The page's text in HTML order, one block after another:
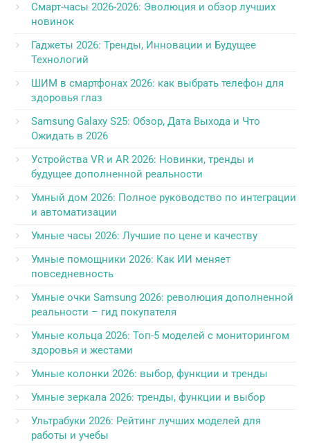
Смарт-часы 2026-2026: Эволюция и обзор лучших
новинок
Гаджеты 2026: Тренды, Инновации и Будущее
Технологий
ШИМ в смартфонах 2026: как выбрать телефон для
здоровья глаз
Samsung Galaxy S25: Обзор, Дата Выхода и Что
Ожидать в 2026
Устройства VR и AR 2026: Новинки, тренды и
будущее дополненной реальности
Умный дом 2026: Полное руководство по интеграции
и автоматизации
Умные часы 2026: Лучшие по цене и качеству
Умные помощники 2026: Как ИИ меняет
повседневность
Умные очки Samsung 2026: революция дополненной
реальности – гид покупателя
Умные кольца 2026: Топ-5 моделей с мониторингом
здоровья и жестами
Умные колонки 2026: выбор, функции и тренды
Умные зеркала 2026: тренды, функции и выбор
Ультрабуки 2026: Рейтинг лучших моделей для
работы и учебы